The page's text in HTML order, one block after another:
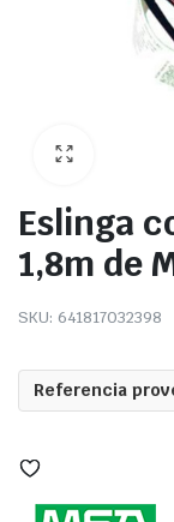
Eslinga
1,8m de
SKU: 641817032398
Referencia